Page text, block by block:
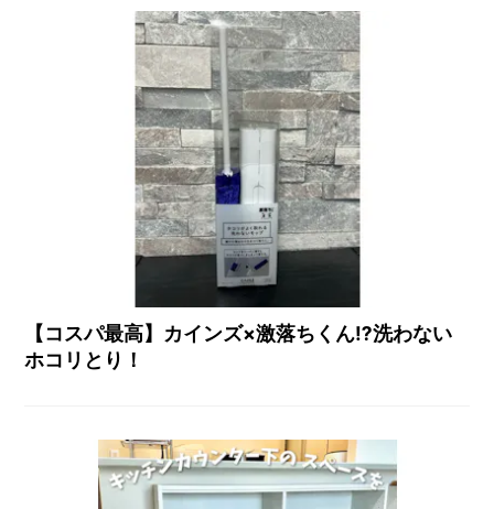
【コスパ最高】カインズ×激落ちくん⁉洗わない
ホコリとり！